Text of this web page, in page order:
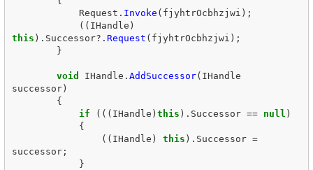
Request . Invoke ( fjyhtrOcbhzjwi );
(( IHandle )
this ). Successor?. Request ( fjyhtrOcbhzjwi );
}
void IHandle . AddSuccessor( IHandle
successor)
{
if
((( IHandle ) this ). Successor == null )
{
(( IHandle ) this ). Successor =
successor;
}